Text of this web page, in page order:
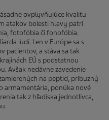
ovplyvňujúce kvalitu
atakov bolesti hlavy patrí
fotofóbia či fonofóbia.
ľudí. Len v Európe sa s
pacientov, a stáva sa tak
EÚ s podstatnou
Avšak nedávne zavedenie
na peptid, príbuzný
armamentária, ponúka nové
tak z hľadiska jednotlivca,